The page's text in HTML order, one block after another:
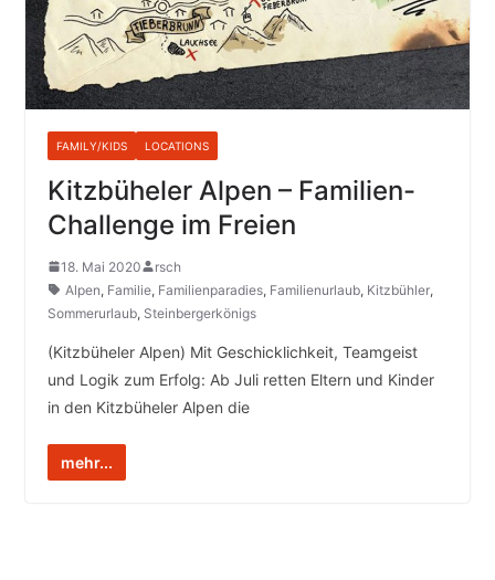
FAMILY/KIDS LOCATIONS
Kitzbüheler Alpen – Familien-
Challenge im Freien
18. Mai 2020
rsch
Alpen, Familie, Familienparadies, Familienurlaub, Kitzbühler,
Sommerurlaub, Steinbergerkönigs
(Kitzbüheler Alpen) Mit Geschicklichkeit, Teamgeist
und Logik zum Erfolg: Ab Juli retten Eltern und Kinder
in den Kitzbüheler Alpen die
mehr...